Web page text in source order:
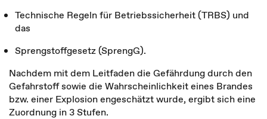
Technische Regeln für Betriebssicherheit (TRBS) und
das
Sprengstoffgesetz (SprengG).
Nachdem mit dem Leitfaden die Gefährdung durch den
Gefahrstoff sowie die Wahrscheinlichkeit eines Brandes
bzw. einer Explosion engeschätzt wurde, ergibt sich eine
Zuordnung in 3 Stufen.